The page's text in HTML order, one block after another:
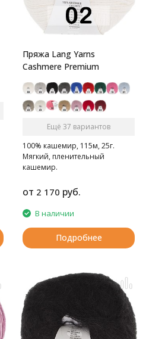
Пряжа Lang Yarns
Cashmere Premium
Ещё 37 вариантов
100% кашемир, 115м, 25г.
Мягкий, пленительный
кашемир.
от 2 170 руб.
В наличии
Подробнее